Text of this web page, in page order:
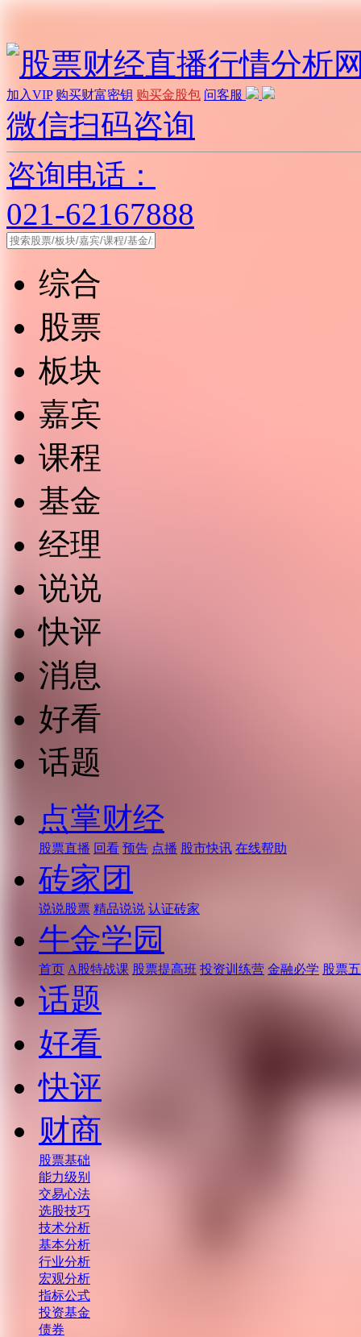
加入VIP 购买财富密钥 购买金股包 问客服
微信扫码咨询
咨询电话：
021-62167888
综合
股票
板块
嘉宾
课程
基金
经理
说说
快评
消息
好看
话题
点掌财经
股票直播 回看 预告 点播 股市快讯 在线帮助
砖家团
说说股票 精品说说 认证砖家
牛金学园
首页 A股特战课 股票提高班 投资训练营 金融必学 股票
话题
好看
快评
财商
股票基础
能力级别
交易心法
选股技巧
技术分析
基本分析
行业分析
宏观分析
指标公式
投资基金
债券